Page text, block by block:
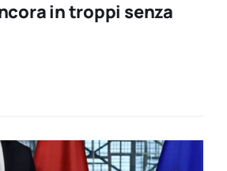
in troppi senza